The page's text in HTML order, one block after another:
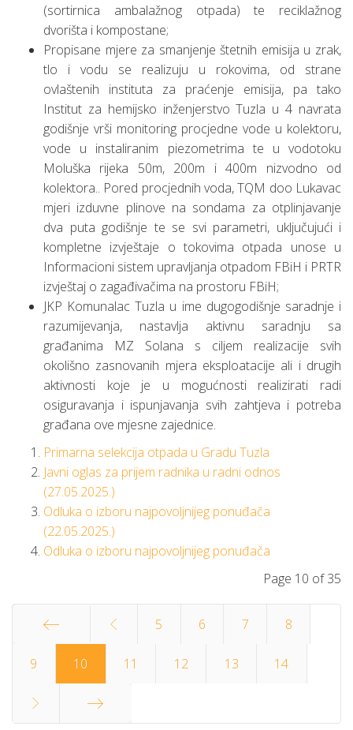
(sortirnica ambalažnog otpada) te reciklažnog
dvorišta i kompostane;
Propisane mjere za smanjenje štetnih emisija u zrak,
tlo i vodu se realizuju u rokovima, od strane
ovlaštenih instituta za praćenje emisija, pa tako
Institut za hemijsko inženjerstvo Tuzla u 4 navrata
godišnje vrši monitoring procjedne vode u kolektoru,
vode u instaliranim piezometrima te u vodotoku
Moluška rijeka 50m, 200m i 400m nizvodno od
kolektora.. Pored procjednih voda, TQM doo Lukavac
mjeri izduvne plinove na sondama za otplinjavanje
dva puta godišnje te se svi parametri, uključujući i
kompletne izvještaje o tokovima otpada unose u
Informacioni sistem upravljanja otpadom FBiH i PRTR
izvještaj o zagađivačima na prostoru FBiH;
JKP Komunalac Tuzla u ime dugogodišnje saradnje i
razumijevanja, nastavlja aktivnu saradnju sa
građanima MZ Solana s ciljem realizacije svih
okolišno zasnovanih mjera eksploatacije ali i drugih
aktivnosti koje je u mogućnosti realizirati radi
osiguravanja i ispunjavanja svih zahtjeva i potreba
građana ove mjesne zajednice.
Primarna selekcija otpada u Gradu Tuzla
Javni oglas za prijem radnika u radni odnos
(27.05.2025.)
Odluka o izboru najpovoljnijeg ponuđača
(22.05.2025.)
Odluka o izboru najpovoljnijeg ponuđača
Page 10 of 35
5 6 7 8
9 10 11 12 13 14